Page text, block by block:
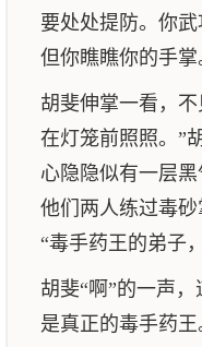
要处处提防。你武
但你瞧瞧你的手掌
胡斐伸掌一看，
在灯笼前照照。”
心隐隐似有一层
他们两人练过毒砂
“毒手药王的弟子
胡斐“啊”的一声
是真正的毒手药